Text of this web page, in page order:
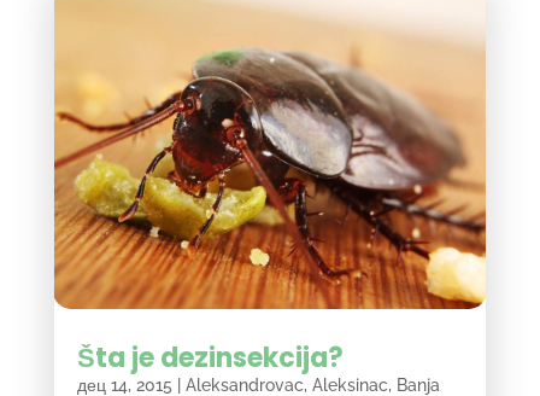
Šta je dezinsekcija?
дец 14, 2015 | Aleksandrovac, Aleksinac, Banja